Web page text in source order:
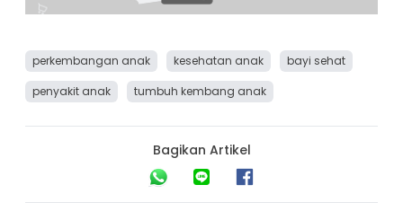
perkembangan anak kesehatan anak
bayi sehat
penyakit anak
tumbuh kembang anak
Bagikan Artikel